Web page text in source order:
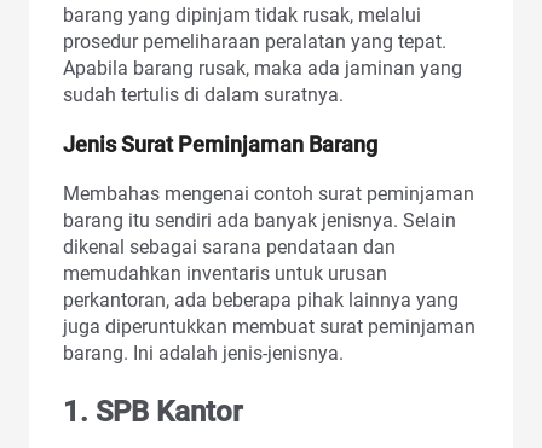
barang yang dipinjam tidak rusak, melalui
prosedur pemeliharaan peralatan yang tepat.
Apabila barang rusak, maka ada jaminan yang
sudah tertulis di dalam suratnya.
Jenis Surat Peminjaman Barang
Membahas mengenai contoh surat peminjaman
barang itu sendiri ada banyak jenisnya. Selain
dikenal sebagai sarana pendataan dan
memudahkan inventaris untuk urusan
perkantoran, ada beberapa pihak lainnya yang
juga diperuntukkan membuat surat peminjaman
barang. Ini adalah jenis-jenisnya.
1. SPB Kantor